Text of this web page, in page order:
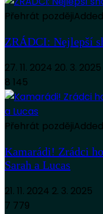
Přehrát pozdějiAdded
ZRÁDCI: Nejlepší
27. 11. 2024 20. 3. 2025
8 145
Přehrát pozdějiAdded
Kamarádi! Zrádci
Sarah a Lucas
21. 11. 2024 2. 3. 2025
7 779